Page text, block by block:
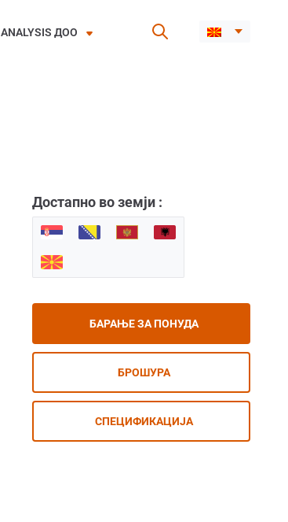
ANALYSIS ДОО
Достапно во земји :
БАРАЊЕ ЗА ПОНУДА
БРОШУРА
СПЕЦИФИКАЦИЈА